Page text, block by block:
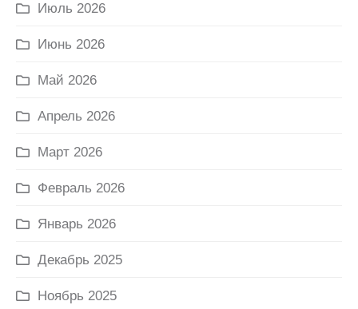
Июль 2026
Июнь 2026
Май 2026
Апрель 2026
Март 2026
Февраль 2026
Январь 2026
Декабрь 2025
Ноябрь 2025